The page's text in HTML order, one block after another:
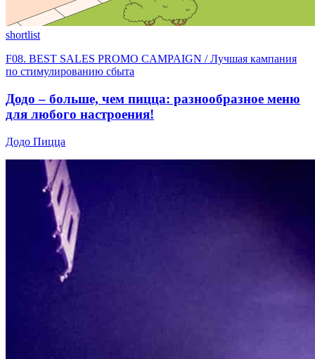
shortlist
F08. BEST SALES PROMO CAMPAIGN / Лучшая кампания
по стимулированию сбыта
Додо – больше, чем пицца: разнообразное меню
для любого настроения!
Додо Пицца